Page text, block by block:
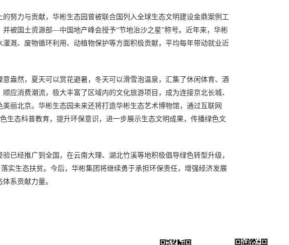
努力与贡献，华彬生态园曾被联合国列入全球生态文明建设金鼎案例工
被国土资源部—中国地产峰会授予“节地治沙之星”称号。近年来，华彬
溉、废物循环利用、动植物保护等方面积极贡献，平均每年带动就业近
盎然，夏天可以赏花避暑，冬天可以滑雪泡温泉，汇集了休闲体育、酒
应消费潮流，极大丰富了区域内的文化旅游项目，成为连接京北长城、
丽北京。华彬生态园未来还将打造华彬生态艺术博物馆，通过互联网
生态科普教育，提升环保意识，进一步展示生态文明成果，传播绿色文
已经推广到全国，在云南大理、湖北竹溪等地积极倡导绿色转型升级，
实生态扶贫。今后，华彬集团将继续勇于承担环保责任，增强经济发展
系贡献力量。